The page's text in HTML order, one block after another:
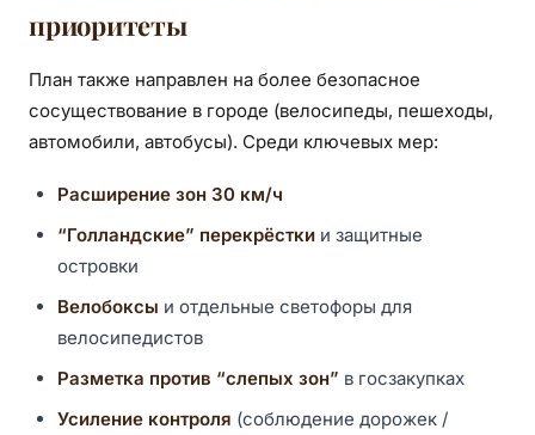
приоритеты
План также направлен на более безопасное
сосуществование в городе (велосипеды, пешеходы,
автомобили, автобусы). Среди ключевых мер:
Расширение зон 30 км/ч
“Голландские” перекрёстки и защитные
островки
Велобоксы и отдельные светофоры для
велосипедистов
Разметка против “слепых зон” в госзакупках
Усиление контроля (соблюдение дорожек /